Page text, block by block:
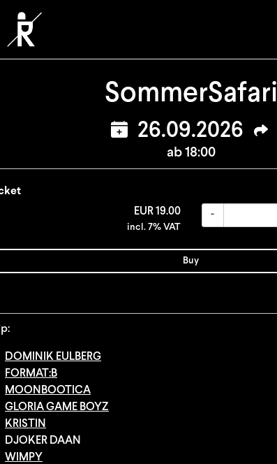
SommerSafari
26.09.2026
ab 18:00
EUR19.00
incl. 7% VAT
-
Buy
DOMINIK EULBERG
FORMAT:B
MOONBOOTICA
GLORIA GAME BOYZ
KRISTIN
DJOKER DAAN
WIMPY